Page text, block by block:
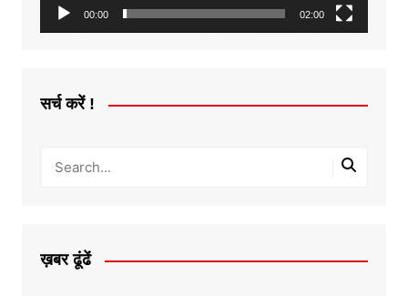
00:00 02:00
सर्च करें !
ख़बर ढूंढें